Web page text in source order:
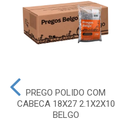
PREGO POLIDO COM
CABECA 18X27 2.1X2X10
BELGO